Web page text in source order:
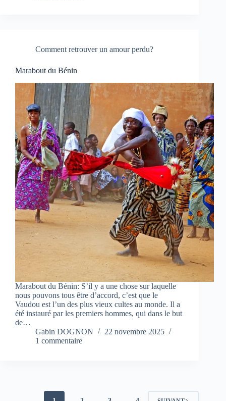
Comment retrouver un amour perdu?
Marabout du Bénin
Marabout du Bénin: S’il y a une chose sur laquelle
nous pouvons tous être d’accord, c’est que le
Vaudou est l’un des plus vieux cultes au monde. Il a
été instauré par les premiers hommes, qui dans le but
de…
Gabin DOGNON
22 novembre 2025
1 commentaire